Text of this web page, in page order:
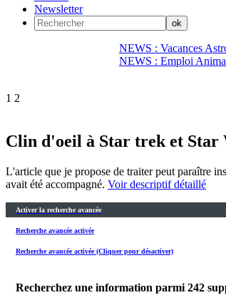
Newsletter
NEWS : Vacances
NEWS : Emploi
1 2
Clin d'oeil à Star trek et Star
L'article que je propose de traiter peut paraître
avait été accompagné. Voir descriptif détaillé
Activer la recherche avancée
Recherche avancée activée
Recherche avancée activée (Cliquer pour désactiver)
Recherchez une information parmi 242